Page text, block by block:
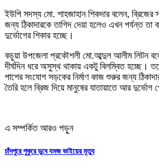
ইউপি সদস্য মো. শাহজাহান শিকদার বলেন, ব্রিজের
জন্য ঠিকাদারকে তাগিদ দেয়া হলেও এখন পর্যন্ত
দুর্ভোগের শিকার হচ্ছে।
কচুয়া উপজেলা প্রকৌশলী মো.আব্দুল আলীম লিটন
দীর্ঘদিন ধরে অসুস্থ থাকায় একটু বিলম্বিত হচ্ছে।
পাশের সংযোগ সড়কের নির্মাণ কাজ শুরুর জন্য
তৈরি হলে ব্রিজ দিয়ে মানুষের যাতায়াতে আর দুর্ভোগ
এ সম্পর্কিত আরও পড়ুন
চাঁদপুরে পুকুরে ডুবে যমজ ভাইয়ের মৃত্যু